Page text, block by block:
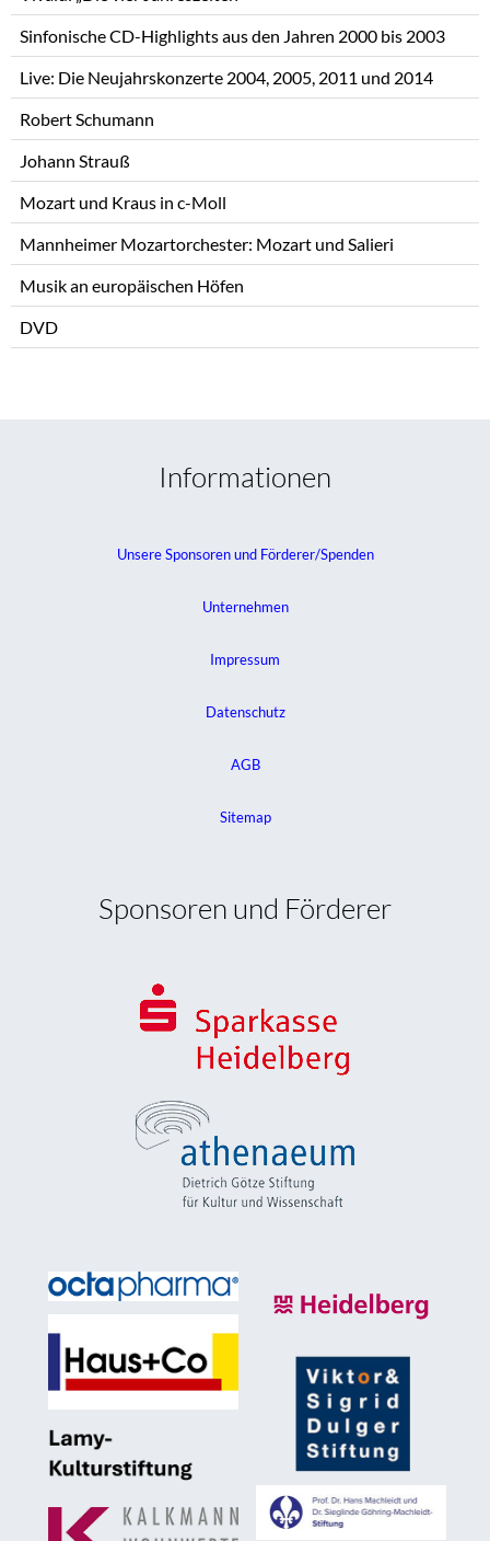
Sinfonische CD-Highlights aus den Jahren 2000 bis 2003
Live: Die Neujahrskonzerte 2004, 2005, 2011 und 2014
Robert Schumann
Johann Strauß
Mozart und Kraus in c-Moll
Mannheimer Mozartorchester: Mozart und Salieri
Musik an europäischen Höfen
DVD
Informationen
Unsere Sponsoren und Förderer/Spenden
Unternehmen
Impressum
Datenschutz
AGB
Sitemap
Sponsoren und Förderer